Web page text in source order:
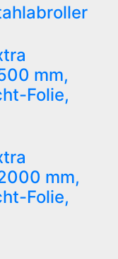
mm,
Folie,
mm,
Folie,